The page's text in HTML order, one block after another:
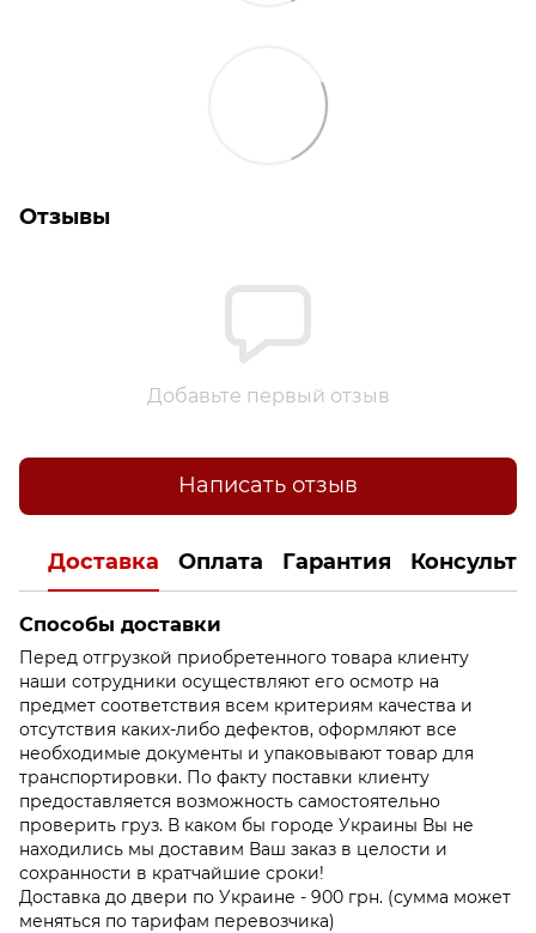
Отзывы
Добавьте первый отзыв
Написать отзыв
Доставка Оплата Гарантия
Способы доставки
Перед отгрузкой приобретенного товара клиенту
наши сотрудники осуществляют его осмотр на
предмет соответствия всем критериям качества и
отсутствия каких-либо дефектов, оформляют все
необходимые документы и упаковывают товар для
транспортировки. По факту поставки клиенту
предоставляется возможность самостоятельно
проверить груз. В каком бы городе Украины Вы не
находились мы доставим Ваш заказ в целости и
сохранности в кратчайшие сроки!
Доставка до двери по Украине - 900 грн. (сумма может
меняться по тарифам перевозчика)